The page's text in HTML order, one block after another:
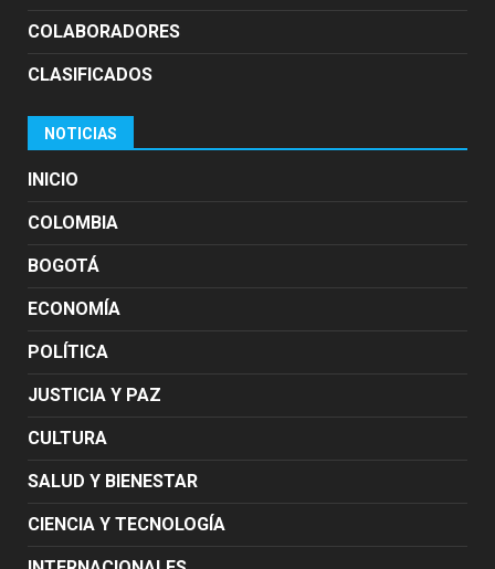
COLABORADORES
CLASIFICADOS
NOTICIAS
INICIO
COLOMBIA
BOGOTÁ
ECONOMÍA
POLÍTICA
JUSTICIA Y PAZ
CULTURA
SALUD Y BIENESTAR
CIENCIA Y TECNOLOGÍA